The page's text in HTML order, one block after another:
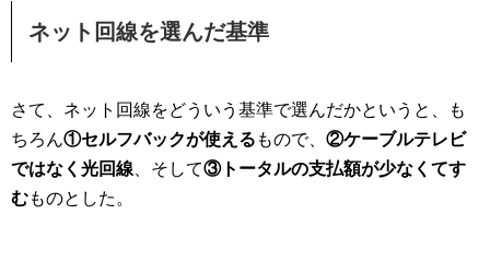
ネット回線を選んだ基準
さて、ネット回線をどういう基準で選んだかというと、も
ちろん①セルフバックが使える もので、 ②ケーブルテレビ
ではなく光回線 、そして③トータルの支払額が少なくてす
むものとした。